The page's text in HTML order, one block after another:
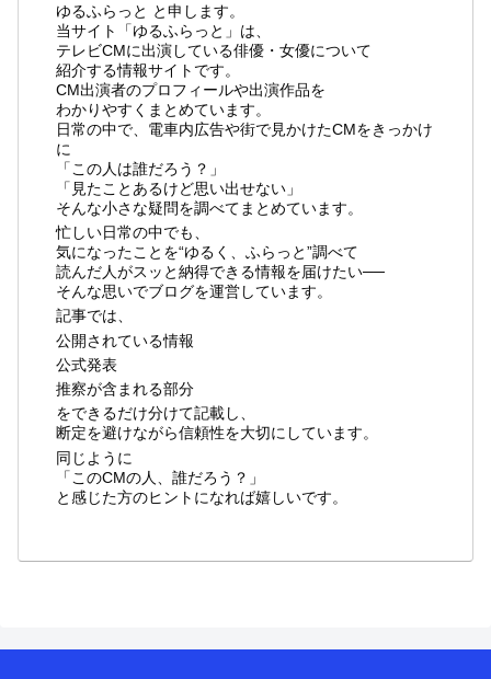
ゆるふらっと と申します。
当サイト「ゆるふらっと」は、
テレビCMに出演している俳優・女優について
紹介する情報サイトです。
CM出演者のプロフィールや出演作品を
わかりやすくまとめています。
日常の中で、電車内広告や街で見かけたCMをきっかけ
に
「この人は誰だろう？」
「見たことあるけど思い出せない」
そんな小さな疑問を調べてまとめています。
忙しい日常の中でも、
気になったことを“ゆるく、ふらっと”調べて
読んだ人がスッと納得できる情報を届けたい──
そんな思いでブログを運営しています。
記事では、
公開されている情報
公式発表
推察が含まれる部分
をできるだけ分けて記載し、
断定を避けながら信頼性を大切にしています。
同じように
「このCMの人、誰だろう？」
と感じた方のヒントになれば嬉しいです。